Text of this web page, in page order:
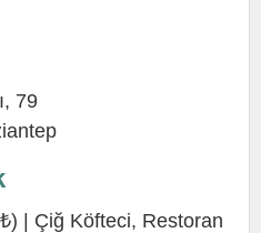
79
| Çiğ Köfteci, Restoran